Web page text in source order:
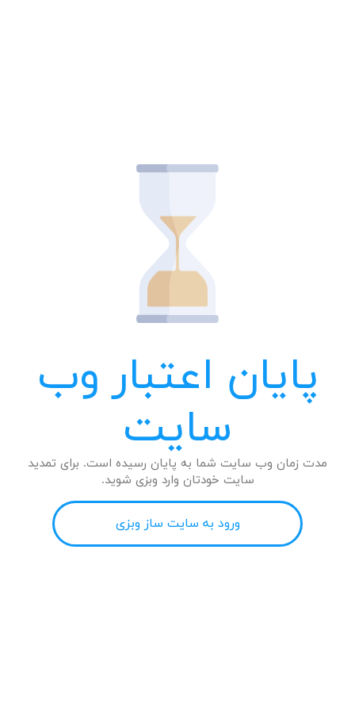
پایان اعتبار وب
سایت
مدت زمان وب سایت شما به پایان رسیده است. برای تمدید
سایت خودتان وارد وبزی شوید.
ورود به سایت ساز وبزی